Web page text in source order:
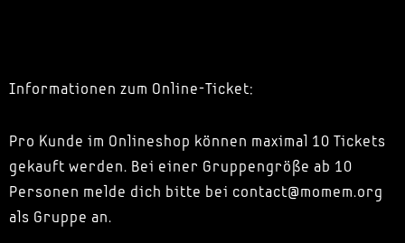
Informationen zum Online-Ticket:
Pro Kunde im Onlineshop können maximal 10 Tickets
gekauft werden. Bei einer Gruppengröße ab 10
Personen melde dich bitte bei contact@momem.org
als Gruppe an.